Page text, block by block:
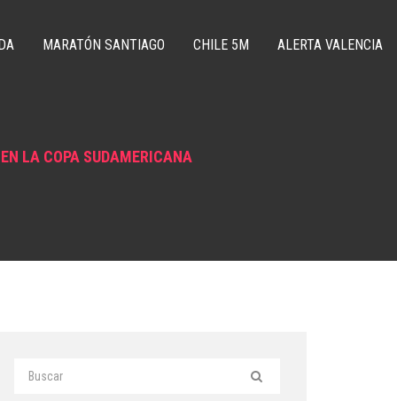
MARATÓN SANTIAGO CHILE 5M ALERTA VALENCIA
LA COPA SUDAMERICANA